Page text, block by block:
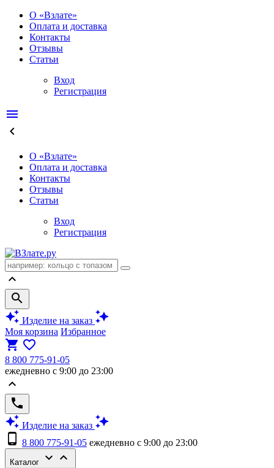
О «Взлате»
Оплата и доставка
Контакты
Отзывы
Статьи
Вход
Регистрация
menu
keyboard_arrow_left
О «Взлате»
Оплата и доставка
Контакты
Отзывы
Статьи
Вход
Регистрация
keyboard_arrow_up
search
auto_awesome Изделие на заказ auto_awesome
Моя корзина Избранное
shopping_cart favorite_border
8 800 775-91-05
ежедневно с 9:00 до 23:00
keyboard_arrow_up
phone
auto_awesome Изделие на заказ auto_awesome
phone_android 8 800 775-91-05 ежедневно с 9:00 до 23:00
Каталог keyboard_arrow_down keyboard_arrow_up